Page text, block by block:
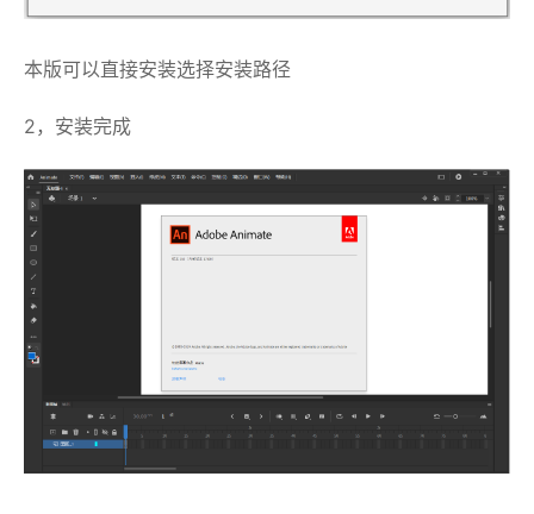
本版可以直接安装选择安装路径
2，安装完成